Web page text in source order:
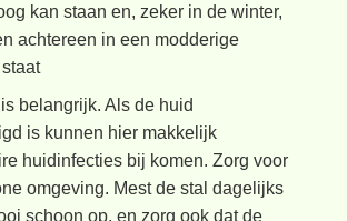
kan staan en, zeker in de winter,
achtereen in een modderige
belangrijk. Als de huid
is kunnen hier makkelijk
huidinfecties bij komen. Zorg voor
omgeving. Mest de stal dagelijks
schoon op, en zorg ook dat de